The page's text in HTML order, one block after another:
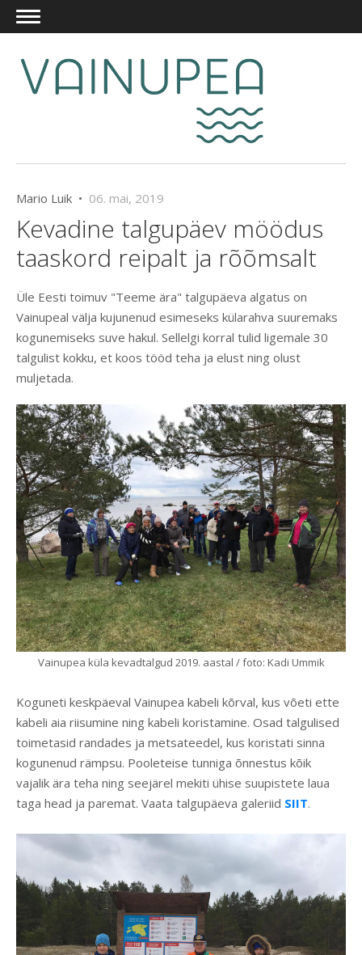
Mario Luik • 06. mai, 2019
Kevadine talgupäev möödus
taaskord reipalt ja rõõmsalt
Üle Eesti toimuv "Teeme ära" talgupäeva algatus on
Vainupeal välja kujunenud esimeseks külarahva suuremaks
kogunemiseks suve hakul. Sellelgi korral tulid ligemale 30
talgulist kokku, et koos tööd teha ja elust ning olust
muljetada.
Vainupea küla kevadtalgud 2019. aastal / foto: Kadi Ummik
Koguneti keskpäeval Vainupea kabeli kõrval, kus võeti ette
kabeli aia riisumine ning kabeli koristamine. Osad talgulised
toimetasid randades ja metsateedel, kus koristati sinna
kogunenud rämpsu. Pooleteise tunniga õnnestus kõik
vajalik ära teha ning seejärel mekiti ühise suupistete laua
taga head ja paremat. Vaata talgupäeva galeriid SIIT.